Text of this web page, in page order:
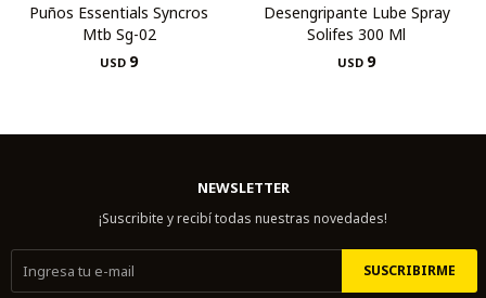
Puños Essentials Syncros
Mtb Sg-02
USD 9
Desengripante Lube Spray
Solifes 300 Ml
USD 9
NEWSLETTER
¡Suscribite y recibí todas nuestras novedades!
SUSCRIBIRME